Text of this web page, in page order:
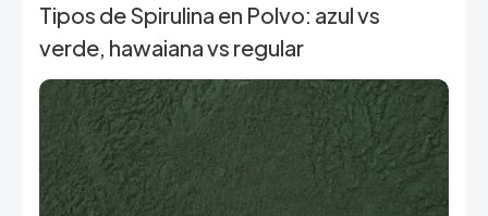
Tipos de Spirulina en Polvo: azul vs
verde, hawaiana vs regular